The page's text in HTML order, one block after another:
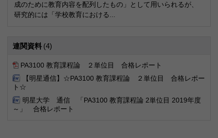
成のために教育内容を配列したもの」として用いられるが、
研究的には「学校教育における...
連関資料 (4)
PA3100 教育課程論 ２単位目 合格レポート
【明星通信】☆PA3100 教育課程論 ２単位目 合格レポー
ト☆
明星大学 通信 「PA3100 教育課程論 2単位目 2019年度
～」 合格レポート